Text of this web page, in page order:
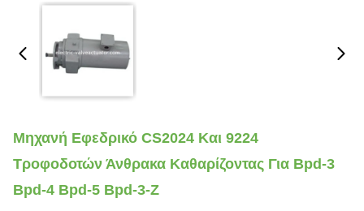
Μηχανή Εφεδρικό CS2024 Και 9224
Τροφοδοτών Άνθρακα Καθαρίζοντας Για Bpd-3
Bpd-4 Bpd-5 Bpd-3-Ζ